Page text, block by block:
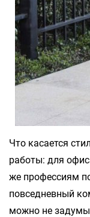
Что касается
работы: для
же профессиям
повседневный
можно не